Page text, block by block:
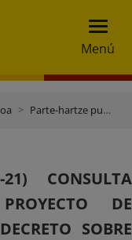
Menú
Parte-hartze publikoa
CONSULTA
DE
SOBRE